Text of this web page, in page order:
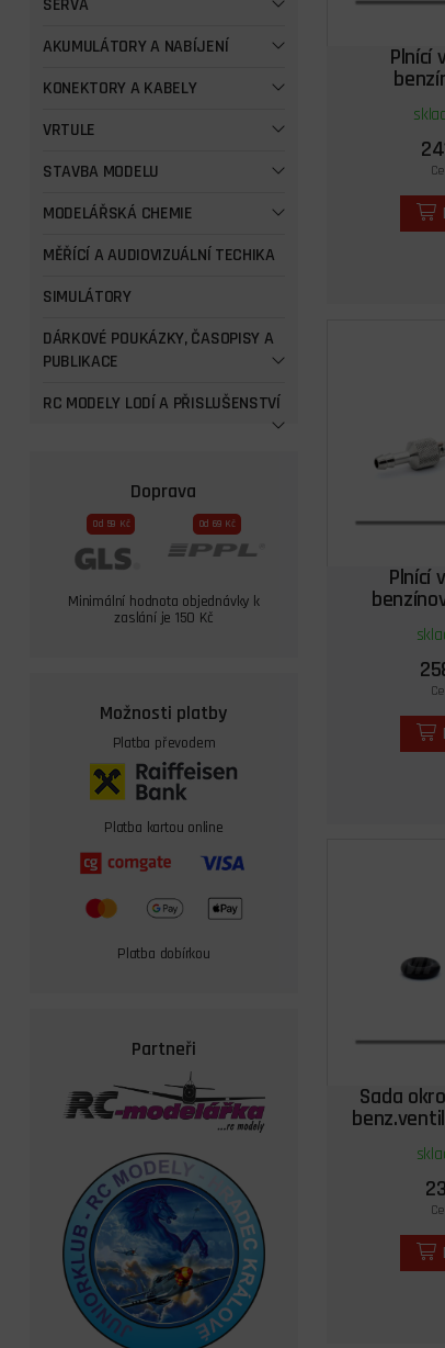
SERVA
AKUMULÁTORY A NABÍJENÍ
KONEKTORY A KABELY
VRTULE
STAVBA MODELU
MODELÁŘSKÁ CHEMIE
MĚŘÍCÍ A AUDIOVIZUÁLNÍ TECHIKA
SIMULÁTORY
DÁRKOVÉ POUKÁZKY, ČASOPISY A
PUBLIKACE
RC MODELY LODÍ A PŘISLUŠENSTVÍ
Doprava
Od 59 Kč Od 69 Kč
Minimální hodnota objednávky k
zaslání je 150 Kč
Možnosti platby
Platba převodem
Platba kartou online
Platba dobírkou
Partneři
Plnící
Plnící
Sada